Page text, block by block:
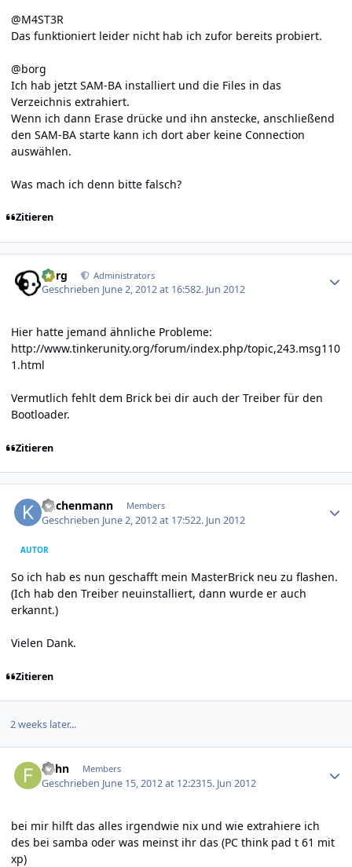
@M4ST3R
Das funktioniert leider nicht hab ich zufor bereits probiert.
@borg
Ich hab jetzt SAM-BA installiert und die Files in das
Verzeichnis extrahiert.
Wenn ich dann Erase drücke und ihn anstecke, anschließend
den SAM-BA starte kann ich dort aber keine Connection
auswählen.
Was mach ich denn bitte falsch?
Zitieren
borg Administrators
Geschrieben June 2, 2012 at 16:582. Jun 2012
Hier hatte jemand ähnliche Probleme:
http://www.tinkerunity.org/forum/index.php/topic,243.msg110
1.html
Vermutlich fehlt dem Brick bei dir auch der Treiber für den
Bootloader.
Zitieren
kuchenmann Members
Geschrieben June 2, 2012 at 17:522. Jun 2012
AUTOR
So ich hab es nun geschafft mein MasterBrick neu zu flashen.
(Ich hab den Treiber neuinstalliert, dann wurde er auch
erkannt.)
Vielen Dank.
Zitieren
2 weeks later...
fjahn Members
Geschrieben June 15, 2012 at 12:2315. Jun 2012
bei mir hilft das alles irgendwie nix und wie extrahiere ich
des bei samba oder was meinst ihr das (PC think pad t 61 mit
xp)